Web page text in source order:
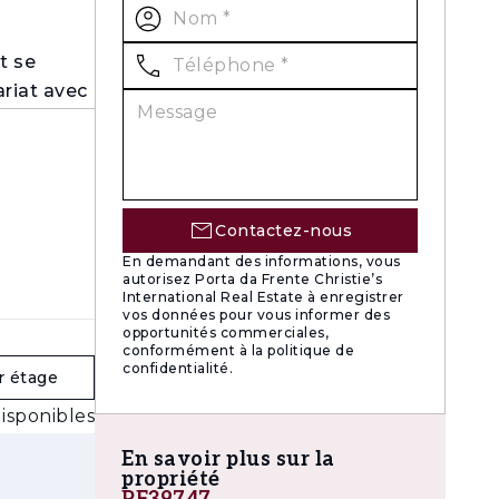
se
avec
de
étage
Contactez-nous
En demandant des informations, vous
autorisez Porta da Frente Christie’s
International Real Estate à enregistrer
vos données pour vous informer des
opportunités commerciales,
conformément à la politique de
confidentialité.
En savoir plus sur la
propriété